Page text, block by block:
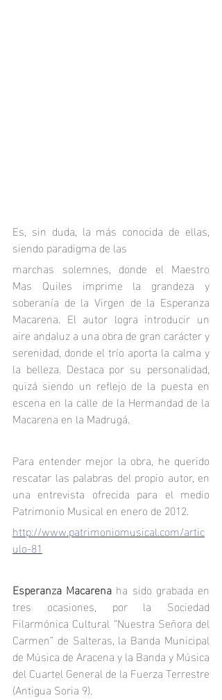
Es, sin duda, la más conocida de ellas,
siendo paradigma de las
marchas solemnes, donde el Maestro
Mas Quiles imprime la grandeza y
soberanía de la Virgen de la Esperanza
Macarena. El autor logra introducir un
aire andaluz a una obra de gran carácter y
serenidad, donde el trío aporta la calma y
la belleza. Destaca por su personalidad,
quizá siendo un reflejo de la puesta en
escena en la calle de la Hermandad de la
Macarena en la Madrugá.
Para entender mejor la obra, he querido
rescatar las palabras del propio autor, en
una entrevista ofrecida para el medio
Patrimonio Musical en enero de 2012.
http://www.patrimoniomusical.com/artic
ulo-81
Esperanza Macarena ha sido grabada en
tres ocasiones, por la Sociedad
Filarmónica Cultural “Nuestra Señora del
Carmen” de Salteras, la Banda Municipal
de Música de Aracena y la Banda y Música
del Cuartel General de la Fuerza Terrestre
(Antigua Soria 9).